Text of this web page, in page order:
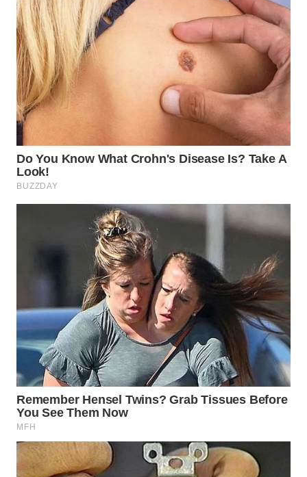
TAPANULI
SELATAN
WN
TANJUNG
LESUNG
WN
SIMALUNGUN
WN
TENGAH
WN DELI
SERDANG
WN
TEBING
TINGGI
WN
PAKPAK